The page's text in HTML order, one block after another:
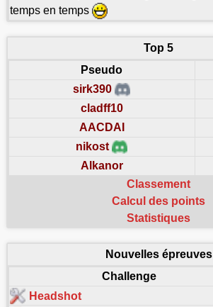
temps en temps
Top 5
Pseudo
sirk390
cladff10
AACDAI
nikost
Alkanor
Classement
Calcul des points
Statistiques
Nouvelles épreuves
Challenge
Headshot